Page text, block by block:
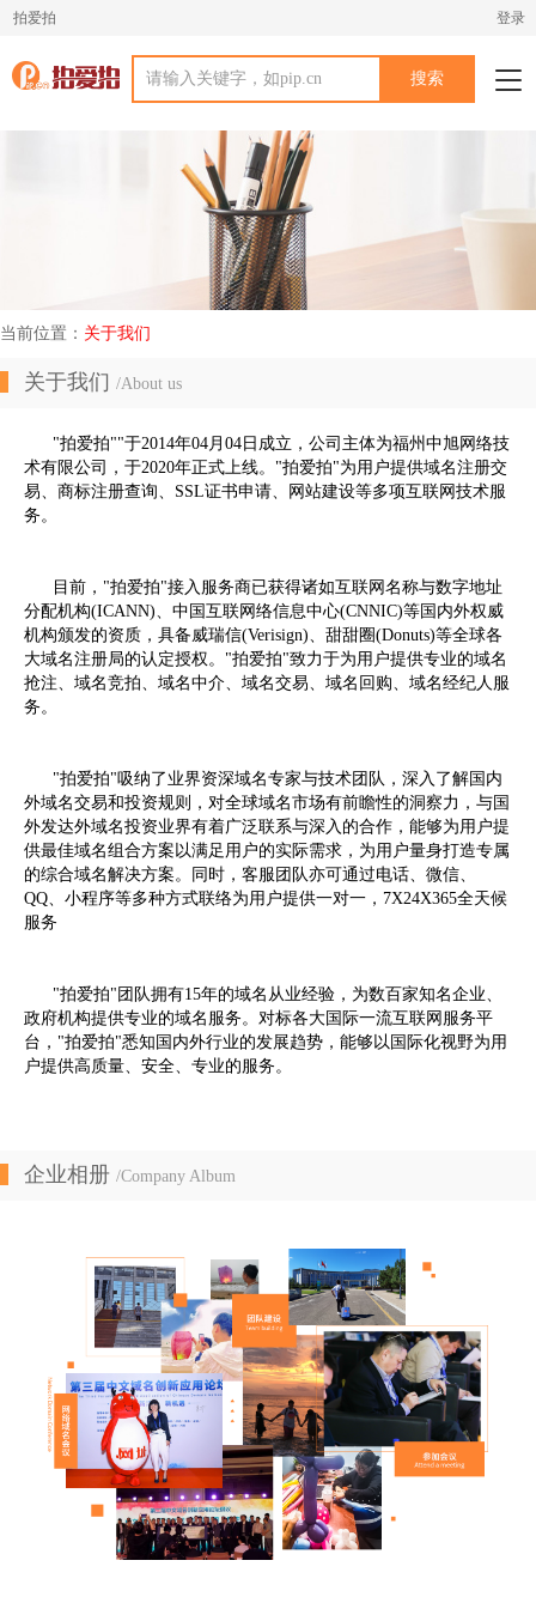
拍爱拍 登录
当前位置： 关于我们
关于我们 /About us
"拍爱拍""于2014年04月04日成立，公司主体为福州中旭网络技
术有限公司，于2020年正式上线。"拍爱拍"为用户提供域名注册交
易、商标注册查询、SSL证书申请、网站建设等多项互联网技术服
务。
目前，"拍爱拍"接入服务商已获得诸如互联网名称与数字地址
分配机构(ICANN)、中国互联网络信息中心(CNNIC)等国内外权威
机构颁发的资质，具备威瑞信(Verisign)、甜甜圈(Donuts)等全球各
大域名注册局的认定授权。"拍爱拍"致力于为用户提供专业的域名
抢注、域名竞拍、域名中介、域名交易、域名回购、域名经纪人服
务。
"拍爱拍"吸纳了业界资深域名专家与技术团队，深入了解国内
外域名交易和投资规则，对全球域名市场有前瞻性的洞察力，与国
外发达外域名投资业界有着广泛联系与深入的合作，能够为用户提
供最佳域名组合方案以满足用户的实际需求，为用户量身打造专属
的综合域名解决方案。同时，客服团队亦可通过电话、微信、
QQ、小程序等多种方式联络为用户提供一对一，7X24X365全天候
服务
"拍爱拍"团队拥有15年的域名从业经验，为数百家知名企业、
政府机构提供专业的域名服务。对标各大国际一流互联网服务平
台，"拍爱拍"悉知国内外行业的发展趋势，能够以国际化视野为用
户提供高质量、安全、专业的服务。
企业相册 /Company Album